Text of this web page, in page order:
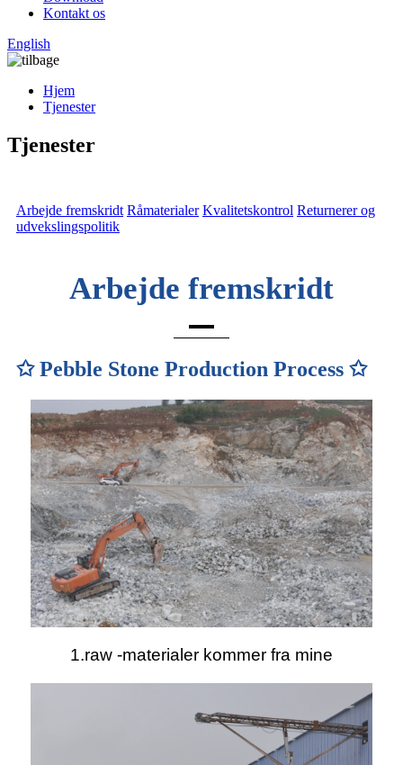
Kontakt os
English
Hjem
Tjenester
Tjenester
Arbejde fremskridt Råmaterialer Kvalitetskontrol Returnerer og
udvekslingspolitik
Arbejde fremskridt
✩ Pebble Stone Production Process ✩
1.raw -materialer kommer fra mine